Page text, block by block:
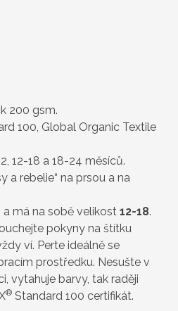
200 gsm.
100, Global Organic Textile
12-18 a 18-24 měsíců.
a rebelie“ na prsou a na
a má na sobě velikost 12-18.
pokyny na štítku
ví. Perte ideálně se
prostředku. Nesušte v
vytahuje barvy, tak raději
® Standard 100 certifikát.